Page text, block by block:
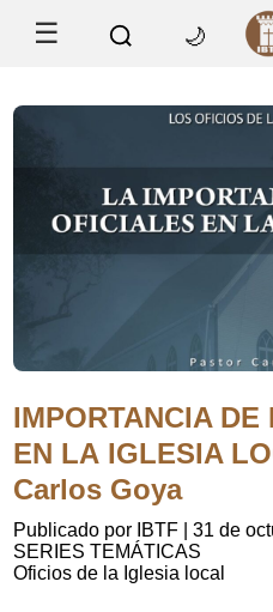
☰ 🌙
IMPORTANCIA
EN LA IGLESIA
Carlos Goya
Publicado por IBTF
31 de
SERIES TEMÁTICAS
Oficios de la Iglesia local